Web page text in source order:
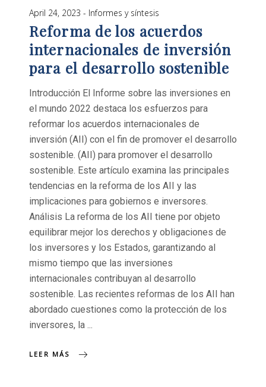
April 24, 2023 Informes y síntesis
Reforma de los acuerdos
internacionales de inversión
para el desarrollo sostenible
Introducción El Informe sobre las inversiones en
el mundo 2022 destaca los esfuerzos para
reformar los acuerdos internacionales de
inversión (AII) con el fin de promover el desarrollo
sostenible. (AII) para promover el desarrollo
sostenible. Este artículo examina las principales
tendencias en la reforma de los AII y las
implicaciones para gobiernos e inversores.
Análisis La reforma de los AII tiene por objeto
equilibrar mejor los derechos y obligaciones de
los inversores y los Estados, garantizando al
mismo tiempo que las inversiones
internacionales contribuyan al desarrollo
sostenible. Las recientes reformas de los AII han
abordado cuestiones como la protección de los
inversores, la
LEER MÁS